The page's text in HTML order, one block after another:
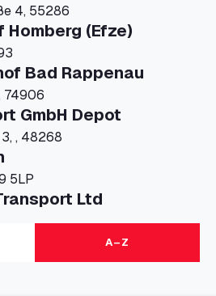
4, 55286
(Efze)
Bad Rappenau
74906
GmbH Depot
Otto-Hahn-Straße 3, , 48268
5LP
Ltd
ME11 5GA
Parking
41334
A–Z